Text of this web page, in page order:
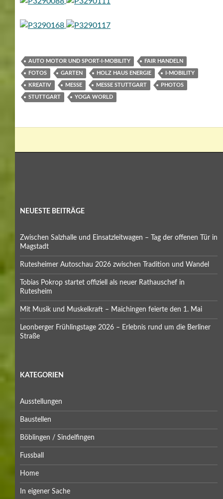
AUTO MOTOR UND SPORT-I-MOBILITY FAIR HANDELN
FOTOS GARTEN HOLZ HAUS ENERGIE I-MOBILITY
KREATIV MESSE MESSE STUTTGART PHOTOS
STUTTGART YOGA WORLD
NEUESTE BEITRÄGE
Zwischen Salzhalle und Einsatzleitwagen – Tag der offenen Tür in
Magstadt
Rutesheimer Autoschau 2026 zwischen Tradition und Wandel
Tobias Pokrop startet offiziell als neuer Rathauschef in
Rutesheim
Mit Musik und Muskelkraft – Maichingen feierte den 1. Mai
Leonberger Frühlingstage 2026 – Erlebnis rund um die Berliner
Straße
KATEGORIEN
Ausstellungen
Baustellen
Böblingen / Sindelfingen
Fussball
Home
In eigener Sache